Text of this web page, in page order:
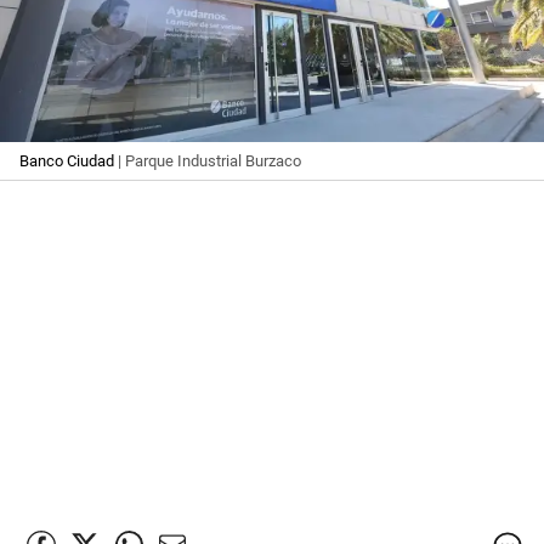
Banco Ciudad | Parque Industrial Burzaco